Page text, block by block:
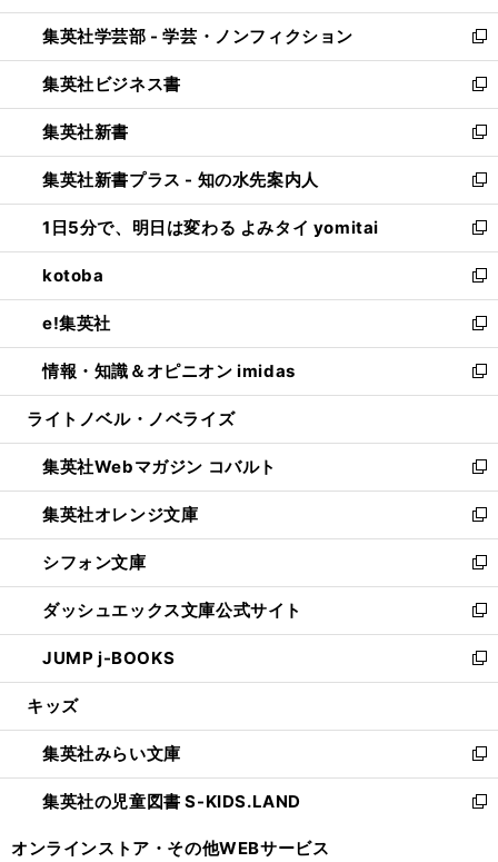
開
く
ウ
で
開
く
ン
ド
ウ
で
開
く
ウ
ィ
ン
ド
ウ
で
開
く
集英社学芸部 - 学芸・ノンフィクション
新
し
い
ウ
ィ
ン
ド
ウ
で
開
く
集英社ビジネス書
新
し
い
ウ
ィ
ン
ド
ウ
で
開
く
集英社新書
新
し
い
ウ
ィ
ン
ド
ウ
で
開
く
集英社新書プラス - 知の水先案内人
新
し
い
ウ
ィ
ン
ド
ウ
で
開
1日5分で、明日は変わる よみタイ yomitai
新
し
い
ウ
ィ
ン
ド
ウ
開
く
kotoba
新
し
い
ウ
ィ
ン
ウ
で
開
く
e!集英社
新
し
い
ウ
ン
ド
ウ
で
開
く
情報・知識＆オピニオン imidas
新
し
ウ
ィ
ン
ド
ウ
で
開
く
ライトノベル・ノベライズ
集英社Webマガジン コバルト
新
し
い
ウ
ィ
ン
ド
ウ
で
開
集英社オレンジ文庫
新
し
い
ウ
ィ
ン
ド
ウ
開
く
シフォン文庫
新
し
い
ウ
ィ
ン
ウ
で
開
く
ダッシュエックス文庫公式サイト
新
し
い
ウ
ン
ド
ウ
で
JUMP j-BOOKS
新
し
ウ
ィ
ン
ド
キッズ
集英社みらい文庫
新
し
い
集英社の児童図書 S-KIDS.LAND
新
オンラインストア・ その他WEBサービス